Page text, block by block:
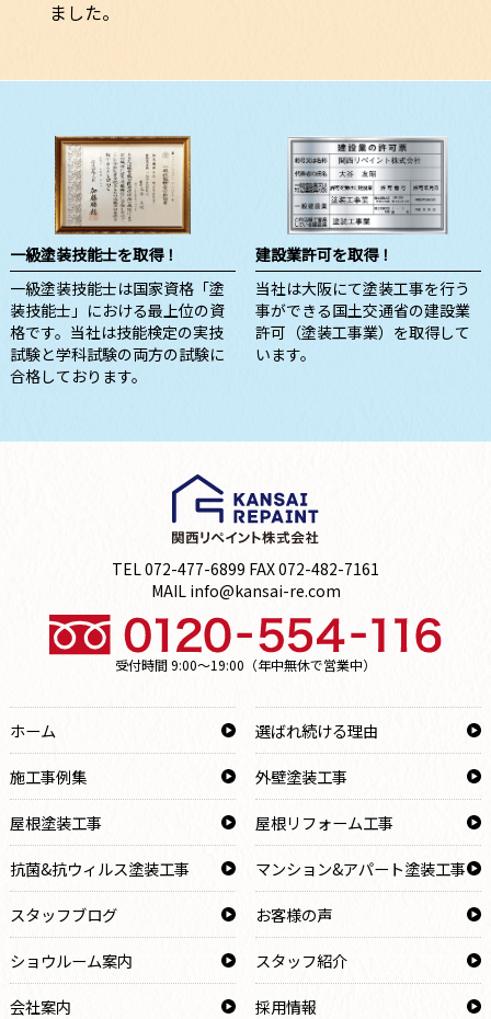
ました。
一級塗装技能士を取得！
一級塗装技能士は国家資格「塗
装技能士」における最上位の資
格です。当社は技能検定の実技
試験と学科試験の両方の試験に
合格しております。
建設業許可を取得！
当社は大阪にて塗装工事を行う
事ができる国土交通省の建設業
許可（塗装工事業）を取得して
います。
TEL 072-477-6899 FAX 072-482-7161
MAIL info@kansai-re.com
受付時間 9:00～19:00（年中無休で営業中）
ホーム
選ばれ続ける理由
施工事例集
外壁塗装工事
屋根塗装工事
屋根リフォーム工事
抗菌&抗ウィルス塗装工事
マンション&アパート塗装工事
スタッフブログ
お客様の声
ショウルーム案内
スタッフ紹介
会社案内
採用情報